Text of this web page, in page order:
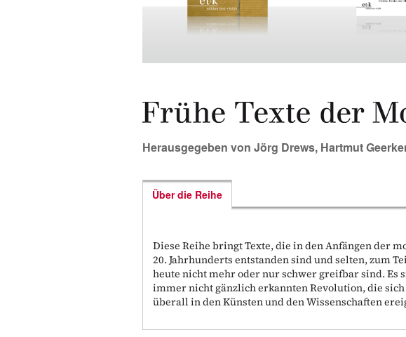
Herausgegeben von Jörg Drews, Hartmut
Über die Reihe
Diese Reihe bringt Texte, die in den Anfängen der
20. Jahrhunderts entstanden sind und selten, zum
heute nicht mehr oder nur schwer greifbar sind. Es
immer nicht gänzlich erkannten Revolution, die
überall in den Künsten und den Wissenschaften